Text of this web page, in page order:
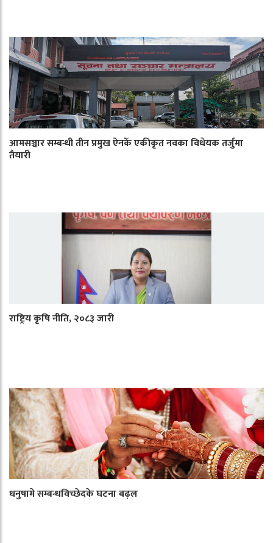
आमसञ्चार सम्बन्धी तीन प्रमुख ऐनकेँ एकीकृत नवका विधेयक तर्जुमा
तैयारी
राष्ट्रिय कृषि नीति, २०८३ जारी
धनुषामे सम्बन्धविच्छेदके घटना बढ़ल